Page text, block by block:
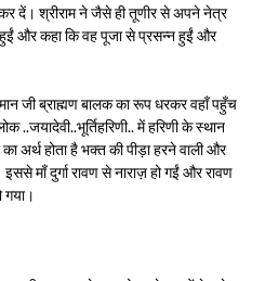
दें। श्रीराम ने जैसे ही तूणीर से अपने नेत्र
हुईं और कहा कि वह पूजा से प्रसन्न हुईं और
जी ब्राह्मण बालक का रूप धरकर वहाँ पहुँच
..जयादेवी..भूर्तिहरिणी.. में हरिणी के स्थान
का अर्थ होता है भक्त की पीड़ा हरने वाली और
इससे माँ दुर्गा रावण से नाराज़ हो गईं और रावण
गया।